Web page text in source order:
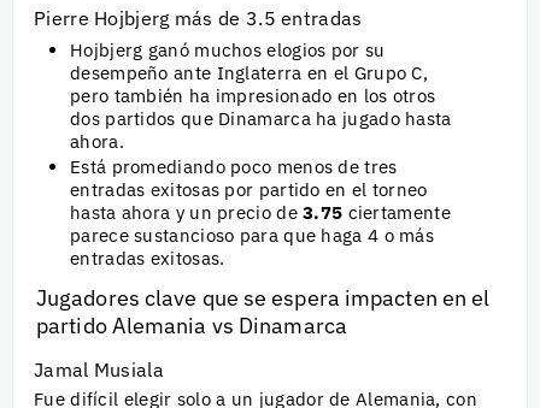
Pierre Hojbjerg más de 3.5 entradas
Hojbjerg ganó muchos elogios por su
desempeño ante Inglaterra en el Grupo C,
pero también ha impresionado en los otros
dos partidos que Dinamarca ha jugado hasta
ahora.
Está promediando poco menos de tres
entradas exitosas por partido en el torneo
hasta ahora y un precio de3.75 ciertamente
parece sustancioso para que haga 4 o más
entradas exitosas.
Jugadores clave que se espera impacten en el
partido Alemania vs Dinamarca
Jamal Musiala
Fue difícil elegir solo a un jugador de Alemania, con